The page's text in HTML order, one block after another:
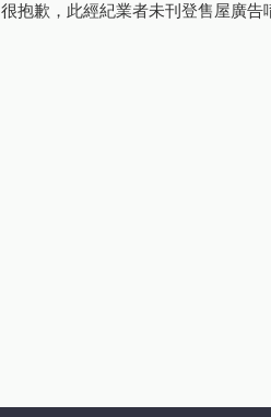
很抱歉，此經紀業者未刊登售屋廣告